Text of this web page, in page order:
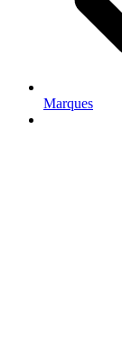
Marques